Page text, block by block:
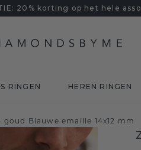
20% korting op het hele
RINGEN HEREN RINGEN
Blauwe emaille 14x12 mm